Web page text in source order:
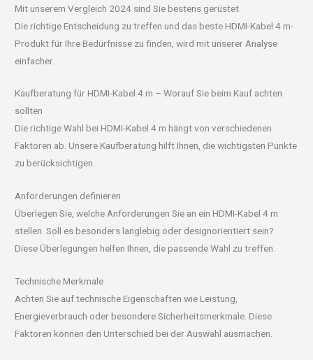
Mit unserem Vergleich 2024 sind Sie bestens gerüstet
Die richtige Entscheidung zu treffen und das beste HDMI-Kabel 4 m-
Produkt für Ihre Bedürfnisse zu finden, wird mit unserer Analyse
einfacher.
Kaufberatung für HDMI-Kabel 4 m – Worauf Sie beim Kauf achten
sollten
Die richtige Wahl bei HDMI-Kabel 4 m hängt von verschiedenen
Faktoren ab. Unsere Kaufberatung hilft Ihnen, die wichtigsten Punkte
zu berücksichtigen.
Anforderungen definieren
Überlegen Sie, welche Anforderungen Sie an ein HDMI-Kabel 4 m
stellen. Soll es besonders langlebig oder designorientiert sein?
Diese Überlegungen helfen Ihnen, die passende Wahl zu treffen.
Technische Merkmale
Achten Sie auf technische Eigenschaften wie Leistung,
Energieverbrauch oder besondere Sicherheitsmerkmale. Diese
Faktoren können den Unterschied bei der Auswahl ausmachen.